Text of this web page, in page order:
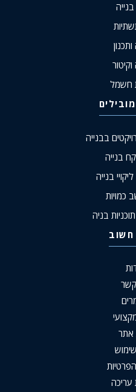
חשמל
בבנייה
בנייה
בנייה
כמויות
בניה
חשוב
עריכה